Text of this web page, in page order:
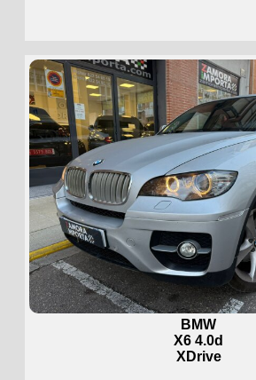
BMW
X6 4.0d
XDrive